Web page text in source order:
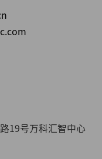
19号万科汇智中心